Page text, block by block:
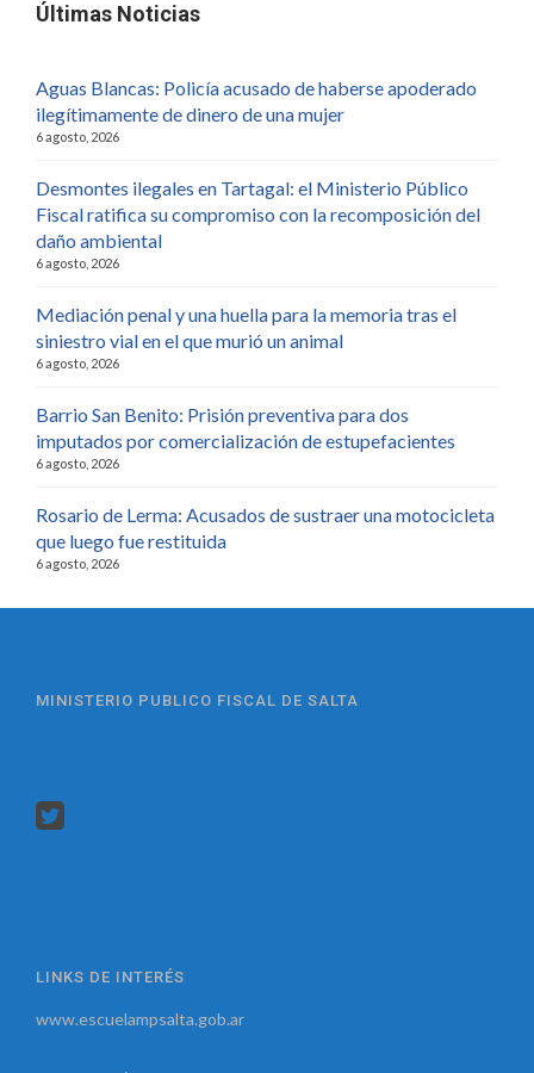
Últimas Noticias
Aguas Blancas: Policía acusado de haberse apoderado
ilegítimamente de dinero de una mujer
6 agosto, 2026
Desmontes ilegales en Tartagal: el Ministerio Público
Fiscal ratifica su compromiso con la recomposición del
daño ambiental
6 agosto, 2026
Mediación penal y una huella para la memoria tras el
siniestro vial en el que murió un animal
6 agosto, 2026
Barrio San Benito: Prisión preventiva para dos
imputados por comercialización de estupefacientes
6 agosto, 2026
Rosario de Lerma: Acusados de sustraer una motocicleta
que luego fue restituida
6 agosto, 2026
MINISTERIO PUBLICO FISCAL DE SALTA
LINKS DE INTERÉS
www.escuelampsalta.gob.ar